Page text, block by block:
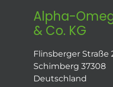
Alpha-
& Co. KG
Flinsberger Straße
Schimberg 37308
Deutschland